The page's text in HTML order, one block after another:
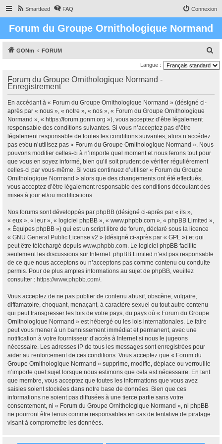
Smartfeed FAQ Connexion
Forum du Groupe Ornithologique Normand
GONm FORUM
e
Langue :
Forum du Groupe Ornithologique Normand -
Enregistrement
En accédant à « Forum du Groupe Ornithologique Normand » (désigné ci-
après par « nous », « notre », « nos », « Forum du Groupe Ornithologique
Normand », « https://forum.gonm.org »), vous acceptez d’être légalement
responsable des conditions suivantes. Si vous n’acceptez pas d’être
légalement responsable de toutes les conditions suivantes, alors n’accédez
pas et/ou n’utilisez pas « Forum du Groupe Ornithologique Normand ». Nous
pouvons modifier celles-ci à n’importe quel moment et nous ferons tout pour
que vous en soyez informé, bien qu’il soit prudent de vérifier régulièrement
celles-ci par vous-même. Si vous continuez d’utiliser « Forum du Groupe
Ornithologique Normand » alors que des changements ont été effectués,
vous acceptez d’être légalement responsable des conditions découlant des
mises à jour et/ou modifications.
Nos forums sont développés par phpBB (désigné ci-après par « ils »,
« eux », « leur », « logiciel phpBB », « www.phpbb.com », « phpBB Limited »,
« Équipes phpBB ») qui est un script libre de forum, déclaré sous la licence
« GNU General Public License v2 » (désigné ci-après par « GPL ») et qui
peut être téléchargé depuis www.phpbb.com. Le logiciel phpBB facilite
seulement les discussions sur Internet. phpBB Limited n’est pas responsable
de ce que nous acceptons ou n’acceptons pas comme contenu ou conduite
permis. Pour de plus amples informations au sujet de phpBB, veuillez
consulter : https://www.phpbb.com/.
Vous acceptez de ne pas publier de contenu abusif, obscène, vulgaire,
diffamatoire, choquant, menaçant, à caractère sexuel ou tout autre contenu
qui peut transgresser les lois de votre pays, du pays où « Forum du Groupe
Ornithologique Normand » est hébergé ou les lois internationales. Le faire
peut vous mener à un bannissement immédiat et permanent, avec une
notification à votre fournisseur d’accès à Internet si nous le jugeons
nécessaire. Les adresses IP de tous les messages sont enregistrées pour
aider au renforcement de ces conditions. Vous acceptez que « Forum du
Groupe Ornithologique Normand » supprime, modifie, déplace ou verrouille
n’importe quel sujet lorsque nous estimons que cela est nécessaire. En tant
que membre, vous acceptez que toutes les informations que vous avez
saisies soient stockées dans notre base de données. Bien que ces
informations ne soient pas diffusées à une tierce partie sans votre
consentement, ni « Forum du Groupe Ornithologique Normand », ni phpBB
ne pourront être tenus comme responsables en cas de tentative de piratage
visant à compromettre les données.